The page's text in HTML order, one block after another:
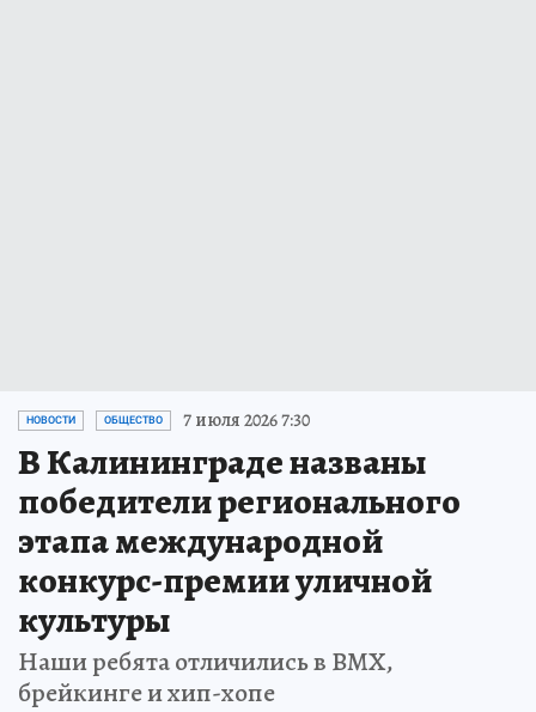
НОВОСТИ ОБЩЕСТВО 7 июля 2026 7:30
В Калининграде названы
победители регионального
этапа международной
конкурс-премии уличной
культуры
Наши ребята отличились в BMX,
брейкинге и хип-хопе